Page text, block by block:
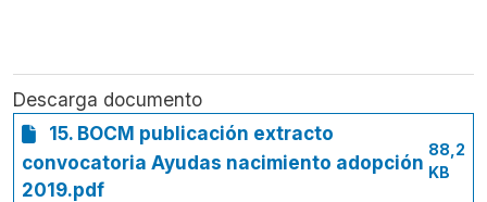
Descarga documento
15. BOCM publicación extracto
convocatoria Ayudas nacimiento adopción
2019.pdf
88,2
KB